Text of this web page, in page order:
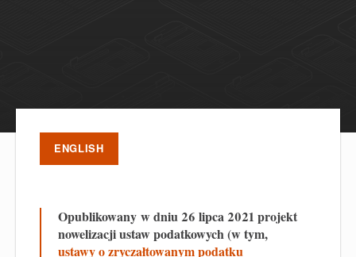
ENGLISH
Opublikowany w dniu 26 lipca 2021 projekt
nowelizacji ustaw podatkowych (w tym,
ustawy o zryczałtowanym podatku